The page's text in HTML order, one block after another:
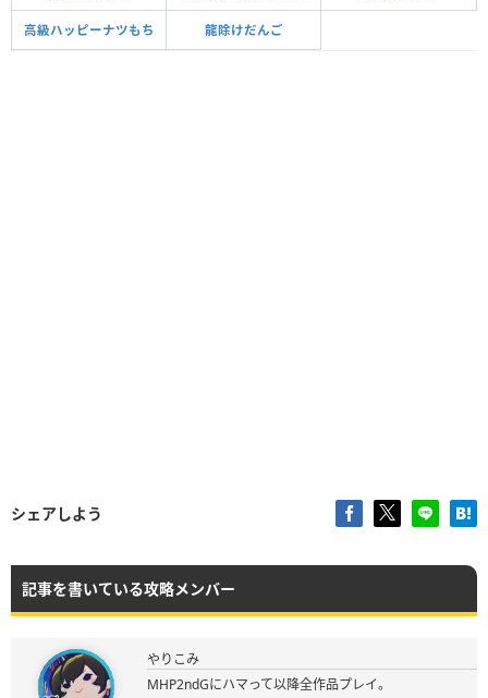
高級ハッピーナツもち 龍除けだんご
シェアしよう
記事を書いている攻略メンバー
やりこみ
MHP2ndGにハマって以降全作品プレイ。